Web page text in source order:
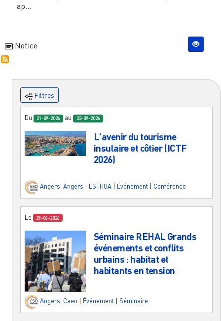
ap...
Notice
Filtres
Du 21-09-2026 au 23-09-2026
L'avenir du tourisme
insulaire et côtier (ICTF
2026)
Angers Angers - ESTHUA Événement Conférence
Le 29-06-2026
Séminaire REHAL Grands
événements et conflits
urbains : habitat et
habitants en tension
Angers Caen Événement Séminaire